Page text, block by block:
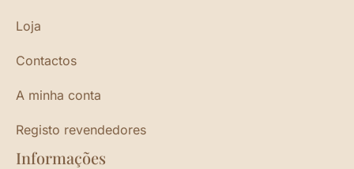
Loja
Contactos
A minha conta
Registo revendedores
Informações